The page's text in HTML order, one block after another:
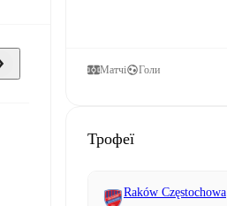
Матчі Голи
Трофеї
Raków Częstochowa